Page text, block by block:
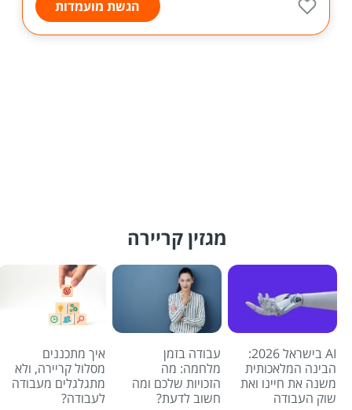
הגשת מועמדות
מגזין קריירה
AI בישראל 2026:
הבינה המלאכותית
משנה את חיינו ואת
שוק העבודה
עבודה בזמן
מלחמה: מה
הזכויות שלכם ומה
חשוב לדעת?
איך מתכננים
מסלול קריירה, ולא
מתגלגלים מעבודה
לעבודה?